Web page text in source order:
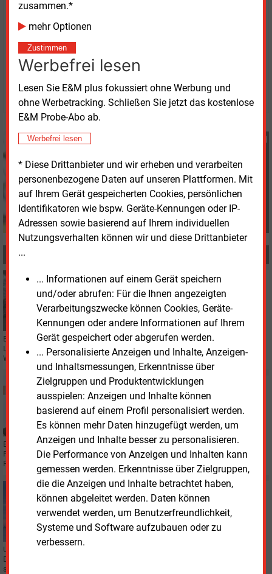
zusammen.*
mehr Optionen
Zustimmen
Werbefrei lesen
Lesen Sie E&M plus fokussiert ohne Werbung und
ohne Werbetracking. Schließen Sie jetzt das kostenlose
E&M Probe-Abo ab.
Werbefrei lesen
* Diese Drittanbieter und wir erheben und verarbeiten
personenbezogene Daten auf unseren Plattformen. Mit
auf Ihrem Gerät gespeicherten Cookies, persönlichen
Identifikatoren wie bspw. Geräte-Kennungen oder IP-
Adressen sowie basierend auf Ihrem individuellen
Nutzungsverhalten können wir und diese Drittanbieter
...
... Informationen auf einem Gerät speichern
und/oder abrufen: Für die Ihnen angezeigten
Verarbeitungszwecke können Cookies, Geräte-
Kennungen oder andere Informationen auf Ihrem
Gerät gespeichert oder abgerufen werden.
... Personalisierte Anzeigen und Inhalte, Anzeigen-
und Inhaltsmessungen, Erkenntnisse über
Zielgruppen und Produktentwicklungen
ausspielen: Anzeigen und Inhalte können
basierend auf einem Profil personalisiert werden.
Es können mehr Daten hinzugefügt werden, um
Anzeigen und Inhalte besser zu personalisieren.
Die Performance von Anzeigen und Inhalten kann
gemessen werden. Erkenntnisse über Zielgruppen,
die die Anzeigen und Inhalte betrachtet haben,
können abgeleitet werden. Daten können
verwendet werden, um Benutzerfreundlichkeit,
Systeme und Software aufzubauen oder zu
verbessern.
Organisation sieht darin ein widersprüchliches Signal
zur Umsetzung der Klimapolitik.
Montag, 20.04.2026, 11:57 Uhr
Heidi Roider
© 2026 Energie & Management GmbH
h.roider@energie-und-
management.de
Dienstag, 21.04.2026, 12:04
KLIMASCHUTZ
Klimadialog rückt Energiekrise in den Fokus
Beim Petersberger Klimadialog in Berlin beraten Minister aus über 30
Ländern über Klimapolitik, Energiekrise und die Vorbereitung der
Weltklimakonferenz COP31.
Dienstag, 21.04.2026, 11:32
KLIMASCHUTZ
Nachhaltigkeitsgipfel startet in Berlin
Beim Sustainable Economy Summit 2026 in Berlin beraten Unternehmen,
Politik und Wissenschaft über nachhaltige Wirtschaft, Klimaschutz und die
Rolle der Energiewende.
Mittwoch, 15.04.2026, 18:36
GAS
Alle fossilen Gasvorhaben bundesweit auf einen Blick
Umweltorganisationen machen mit einer neuen, interaktiven
Deutschlandkarte, die das Ausmaß der Vorhaben mit fossilem Gas zeigen
soll, mobil. Zielscheibe ist die Wirtschaftsministerin.